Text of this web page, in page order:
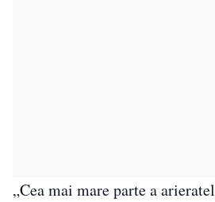
„Cea mai mare parte a